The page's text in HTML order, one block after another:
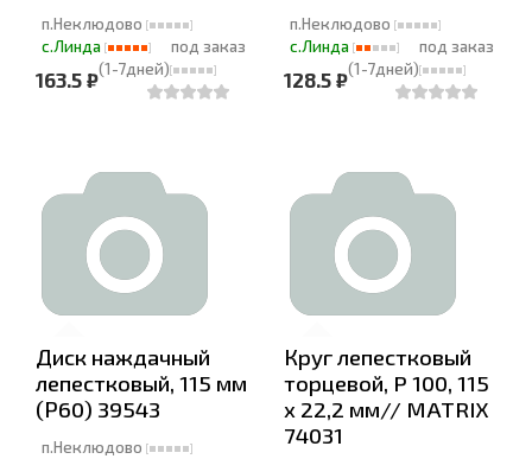
п.Неклюдово
с.Линда
под заказ
(1-7дней)
163.5 ₽
п.Неклюдово
с.Линда
под заказ
(1-7дней)
128.5 ₽
Диск наждачный
лепестковый, 115 мм
(Р60) 39543
п.Неклюдово
Круг лепестковый
торцевой, P 100, 115
х 22,2 мм// MATRIX
74031